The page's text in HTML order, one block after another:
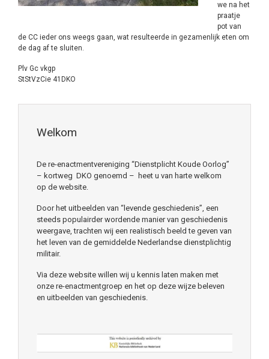
we na het
praatje
pot van
de CC ieder ons weegs gaan, wat resulteerde in gezamenlijk eten om
de dag af te sluiten.
Plv Gc vkgp
StStVzCie 41DKO
Welkom
De re-enactmentvereniging “Dienstplicht Koude Oorlog”
– kortweg DKO genoemd – heet u van harte welkom
op de website.
Door het uitbeelden van “levende geschiedenis”, een
steeds populairder wordende manier van geschiedenis
weergave, trachten wij een realistisch beeld te geven van
het leven van de gemiddelde Nederlandse dienstplichtig
militair.
Via deze website willen wij u kennis laten maken met
onze re-enactmentgroep en het op deze wijze beleven
en uitbeelden van geschiedenis.